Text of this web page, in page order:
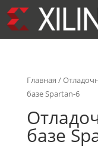
Главная /
базе Spartan-6
базе